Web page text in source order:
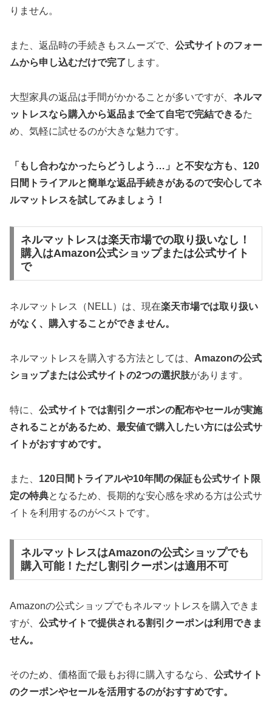
りません。
また、返品時の手続きもスムーズで、 公式サイトのフォー
ムから申し込むだけで完了 します。
大型家具の返品は手間がかかることが多いですが、 ネルマ
ットレスなら購入から返品まで全て自宅で完結できるた
め、気軽に試せるのが大きな魅力です。
「もし合わなかったらどうしよう…」と不安な方も、120
日間トライアルと簡単な返品手続きがあるので安心してネ
ルマットレスを試してみましょう！
ネルマットレスは楽天市場での取り扱いなし！
購入はAmazon公式ショップまたは公式サイト
で
ネルマットレス（NELL）は、現在楽天市場では取り扱い
がなく、購入することができません。
ネルマットレスを購入する方法としては、 Amazonの公式
ショップまたは公式サイトの2つの選択肢があります。
特に、 公式サイトでは割引クーポンの配布やセールが実施
されることがあるため、最安値で購入したい方には公式サ
イトがおすすめです。
また、 120日間トライアルや10年間の保証も公式サイト限
定の特典となるため、長期的な安心感を求める方は公式サ
イトを利用するのがベストです。
ネルマットレスはAmazonの公式ショップでも
購入可能！ただし割引クーポンは適用不可
Amazonの公式ショップでもネルマットレスを購入できま
すが、 公式サイトで提供される割引クーポンは利用できま
せん。
そのため、価格面で最もお得に購入するなら、 公式サイト
のクーポンやセールを活用するのがおすすめです。